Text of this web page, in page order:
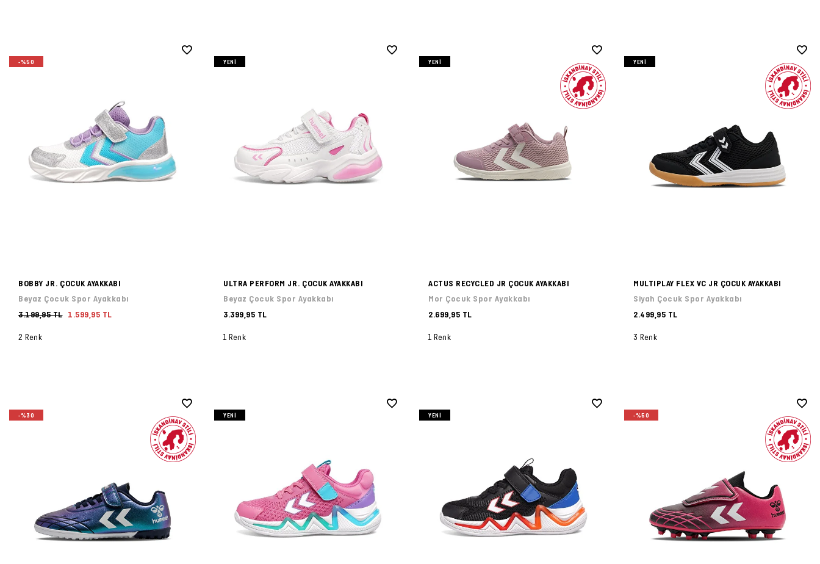
-%50
BOBBY JR. ÇOCUK AYAKKABI
Beyaz Çocuk Spor Ayakkabı
3.199,95 TL
1.599,95 TL
2 Renk
YENI
ULTRA PERFORM JR. ÇOCUK AYAKKABI
Beyaz Çocuk Spor Ayakkabı
3.399,95 TL
1 Renk
YENI
ACTUS RECYCLED JR ÇOCUK AYAKKABI
Mor Çocuk Spor Ayakkabı
2.699,95 TL
1 Renk
YENI
MULTIPLAY FLEX VC JR ÇOCUK AYAKKABI
Siyah Çocuk Spor Ayakkabı
2.499,95 TL
3 Renk
-%30 YENI YENI -%50